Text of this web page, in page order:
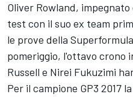
Oliver Rowland,
test con il suo ex team
le prove della
pomeriggio, l'ottavo crono
Russell e Nirei Fukuzimi
Per il campione GP3 2017